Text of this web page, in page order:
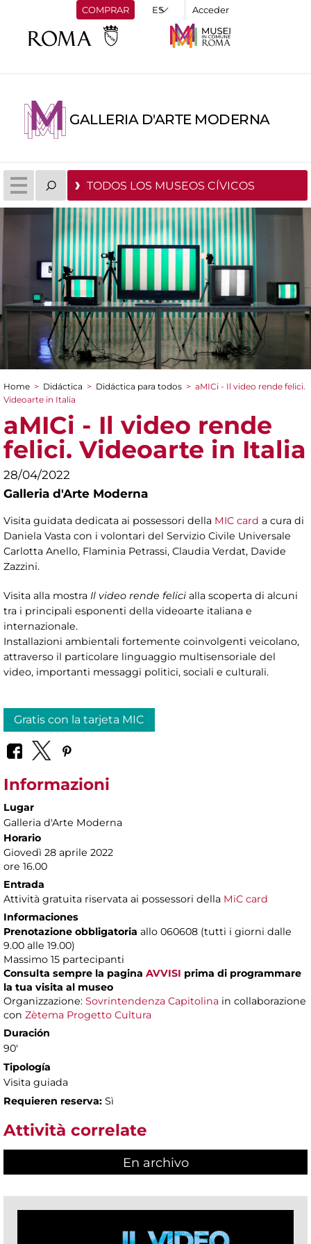
COMPRAR Acceder
GALLERIA D'ARTE MODERNA
TODOS LOS MUSEOS CÍVICOS
You are here
Home > Didáctica > Didáctica para todos > aMICi - Il video rende felici.
Videoarte in Italia
aMICi - Il video rende
felici. Videoarte in Italia
28/04/2022
Galleria d'Arte Moderna
Visita guidata dedicata ai possessori della MIC card a cura di
Daniela Vasta con i volontari del Servizio Civile Universale
Carlotta Anello, Flaminia Petrassi, Claudia Verdat, Davide
Zazzini.
Visita alla mostra Il video rende felici alla scoperta di alcuni
tra i principali esponenti della videoarte italiana e
internazionale.
Installazioni ambientali fortemente coinvolgenti veicolano,
attraverso il particolare linguaggio multisensoriale del
video, importanti messaggi politici, sociali e culturali.
Gratis con la tarjeta MIC
Informazioni
Lugar
Galleria d'Arte Moderna
Horario
Giovedì 28 aprile 2022
ore 16.00
Entrada
Attività gratuita riservata ai possessori della MiC card
Informaciones
Prenotazione obbligatoria allo 060608 (tutti i giorni dalle
9.00 alle 19.00)
Massimo 15 partecipanti
Consulta sempre la pagina AVVISI prima di programmare
la tua visita al museo
Organizzazione: Sovrintendenza Capitolina in collaborazione
con Zètema Progetto Cultura
Duración
90'
Tipología
Visita guiada
Requieren reserva: Sì
Attività correlate
En archivo